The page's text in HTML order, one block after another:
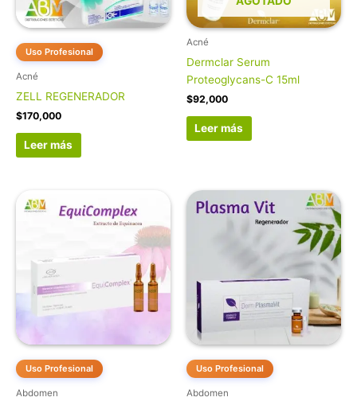
Uso Profesional
Acné
ZELL REGENERADOR
$170,000
Leer más
Acné
Dermclar Serum
Proteoglycans-C 15ml
$92,000
Leer más
Uso Profesional
Abdomen
Uso Profesional
Abdomen